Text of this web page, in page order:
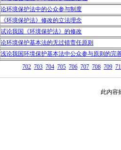
论环境保护法中的公众参与制度
《环境保护法》修改的立法理念
试论我国《环境保护法》的修改
论环境保护基本法的无过错责任原则
浅论我国环境保护基本法中公众参与原则的完
702 703 704 705 706 707 708 709
此内容